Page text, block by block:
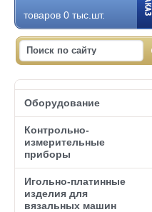
товаров 0 тыс.шт.
Оборудование
Контрольно-
измерительные
приборы
Игольно-платинные
изделия для
вязальных машин